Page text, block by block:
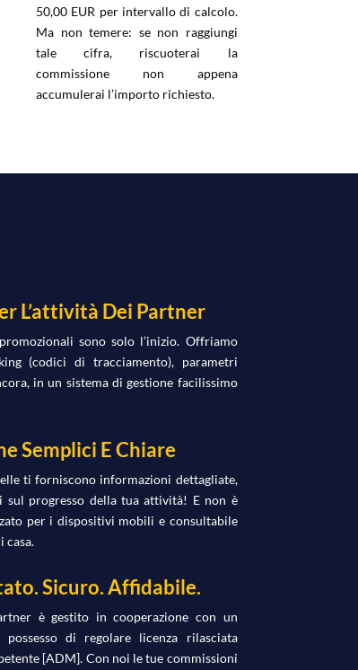
50,00 EUR per intervallo di calcolo.
Ma non temere: se non raggiungi
tale cifra, riscuoterai la
commissione non appena
accumulerai l’importo richiesto.
L’attività Dei Partner
sono solo l’inizio. Offriamo
(codici di tracciamento), parametri
in un sistema di gestione facilissimo
Semplici E Chiare
ti forniscono informazioni dettagliate,
sul progresso della tua attività! E non è
per i dispositivi mobili e consultabile
casa.
Sicuro. Affidabile.
è gestito in cooperazione con un
di regolare licenza rilasciata
[ADM]. Con noi le tue commissioni